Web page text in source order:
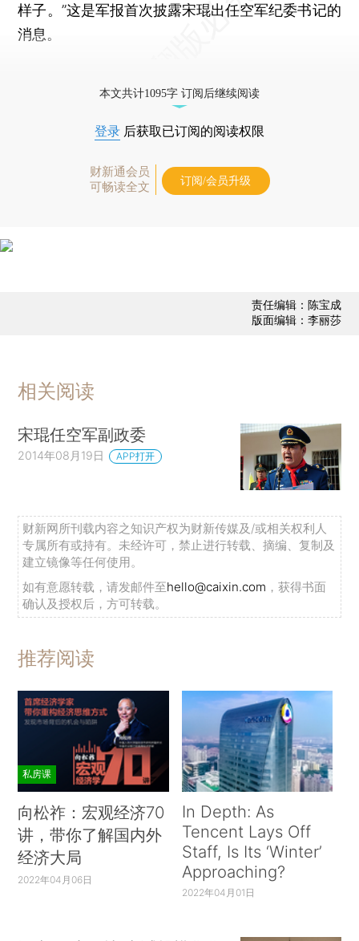
样子。”这是军报首次披露宋琨出任空军纪委书记的
消息。
本文共计1095字 订阅后继续阅读
登录 后获取已订阅的阅读权限
财新通会员
可畅读全文
订阅/会员升级
责任编辑：陈宝成
版面编辑：李丽莎
相关阅读
宋琨任空军副政委
2014年08月19日 APP打开
财新网所刊载内容之知识产权为财新传媒及/或相关权利人
专属所有或持有。未经许可，禁止进行转载、摘编、复制及
建立镜像等任何使用。
如有意愿转载，请发邮件至hello@caixin.com ，获得书面
确认及授权后，方可转载。
推荐阅读
私房课
向松祚：宏观经济70
讲，带你了解国内外
经济大局
2022年04月06日
In Depth: As
Tencent Lays Off
Staff, Is Its ‘Winter’
Approaching?
2022年04月01日